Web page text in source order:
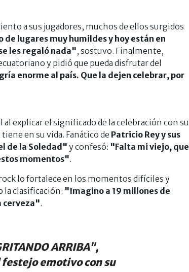
a sus jugadores, muchos de ellos surgidos
de lugares muy humildes y hoy están en
les regaló nada", sostuvo. Finalmente,
y pidió que pueda disfrutar del
enorme al país. Que la dejen celebrar, por
explicar el significado de la celebración con su
en su vida. Fanático de Patricio Rey y sus
de la Soledad" y confesó: "Falta mi viejo, que
momentos".
lo fortalece en los momentos difíciles y
la clasificación: "Imagino a 19 millones de
cerveza".
ARRIBA",
festejo emotivo con su